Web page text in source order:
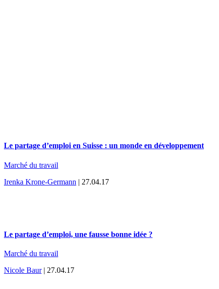
Le partage d’emploi en Suisse : un monde en développement
Marché du travail
Irenka Krone-Germann | 27.04.17
Le partage d’emploi, une fausse bonne idée ?
Marché du travail
Nicole Baur| 27.04.17